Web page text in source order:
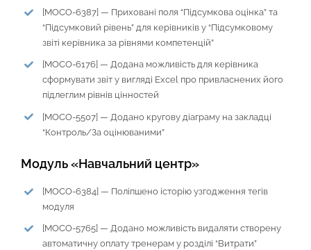
[MOCO-6387] — Приховані поля “Підсумкова оцінка” та
“Підсумковий рівень” для керівників у “Підсумковому
звіті керівника за рівнями компетенцій”
[MOCO-6176] — Додана можливість для керівника
сформувати звіт у вигляді Excel про привласнених його
підлеглим рівнів цінностей
[MOCO-5507] — Додано кругову діаграму на закладці
“Контроль/За оцінюваними”
Модуль «Навчальний центр»
[MOCO-6384] — Поліпшено історію узгодження тегів
модуля
[MOCO-5765] — Додано можливість видаляти створену
автоматичну оплату тренерам у розділі “Витрати”